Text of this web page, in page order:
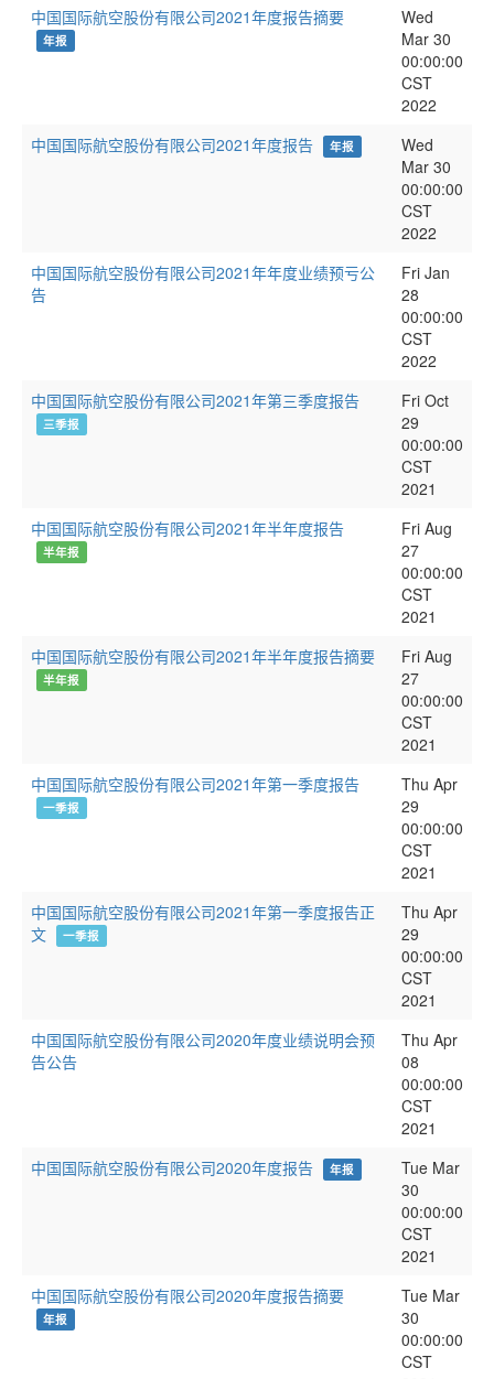
中国国际航空股份有限公司2021年度报告摘要
年报
Wed
Mar 30
00:00:00
CST
2022
中国国际航空股份有限公司2021年度报告
年报
Wed
Mar 30
00:00:00
CST
2022
中国国际航空股份有限公司2021年年度业绩预亏公
告
Fri Jan
28
00:00:00
CST
2022
中国国际航空股份有限公司2021年第三季度报告
三季报
Fri Oct
29
00:00:00
CST
2021
中国国际航空股份有限公司2021年半年度报告
半年报
Fri Aug
27
00:00:00
CST
2021
中国国际航空股份有限公司2021年半年度报告摘要
半年报
Fri Aug
27
00:00:00
CST
2021
中国国际航空股份有限公司2021年第一季度报告
一季报
Thu Apr
29
00:00:00
CST
2021
中国国际航空股份有限公司2021年第一季度报告正
文
一季报
Thu Apr
29
00:00:00
CST
2021
中国国际航空股份有限公司2020年度业绩说明会预
告公告
Thu Apr
08
00:00:00
CST
2021
中国国际航空股份有限公司2020年度报告
年报
Tue Mar
30
00:00:00
CST
2021
中国国际航空股份有限公司2020年度报告摘要
年报
Tue Mar
30
00:00:00
CST